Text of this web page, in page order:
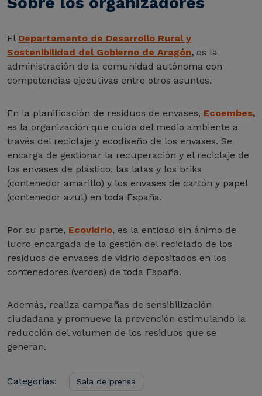
El Departamento de Desarrollo Rural y
Sostenibilidad del Gobierno de Aragón, es la
administración de la comunidad autónoma con
competencias ejecutivas entre otros asuntos.
En la planificación de residuos de envases, Ecoembes,
es la organización que cuida del medio ambiente a
través del reciclaje y ecodiseño de los envases. Se
encarga de gestionar la recuperación y el reciclaje de
los envases de plástico, las latas y los briks
(contenedor amarillo) y los envases de cartón y papel
(contenedor azul) en toda España.
Por su parte, Ecovidrio, es la entidad sin ánimo de
lucro encargada de la gestión del reciclado de los
residuos de envases de vidrio depositados en los
contenedores (verdes) de toda España.
Además, realiza campañas de sensibilización
ciudadana y promueve la prevención estimulando la
reducción del volumen de los residuos que se
generan.
Categorias: Sala de prensa